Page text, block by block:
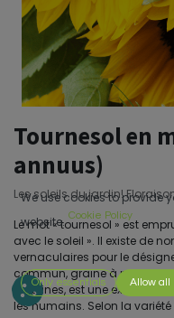
Tournesol en
annuus)
Les soleils du jardin!
Le mot « tournesol » est
avec le soleil ». Il existe de
vernaculaires pour le
commun, graine à
protéines, est une
les humains. Selon la
We use cookies to provide
website. Cookie Policy
Only essentials Allow all